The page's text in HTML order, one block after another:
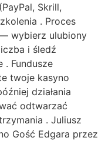
Skrill,
. Proces
wybierz ulubiony
i śledź
. Fundusze
twoje kasyno
działania
odtwarzać
. Juliusz
Gość Edgara przez